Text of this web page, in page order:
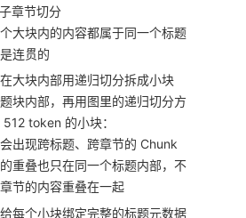
章节切分
大块内的内容都属于同一个标题
连贯的
大块内部用递归切分拆成小块
块内部，再用图里的递归切分方
token 的小块：
出现跨标题、跨章节的 Chunk
重叠也只在同一个标题内部，不
节的内容重叠在一起
每个小块绑定完整的标题元数据